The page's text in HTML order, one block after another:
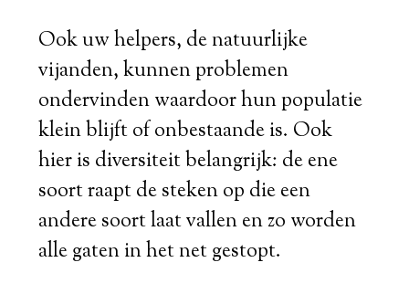
Ook uw helpers, de natuurlijke
vijanden, kunnen problemen
ondervinden waardoor hun populatie
klein blijft of onbestaande is. Ook
hier is diversiteit belangrijk: de ene
soort raapt de steken op die een
andere soort laat vallen en zo worden
alle gaten in het net gestopt.